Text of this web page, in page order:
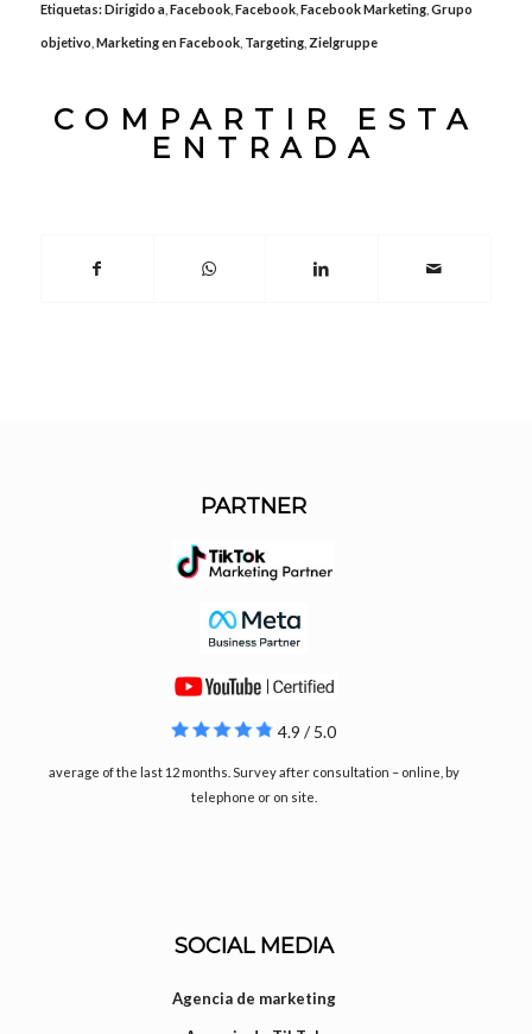
Etiquetas:Dirigido a, Facebook, Facebook, Facebook Marketing, Grupo
objetivo Marketing en Facebook, Targeting, Zielgruppe
COMPARTIR ESTA
ENTRADA
PARTNER
4.9 / 5.0
average of the last 12 months. Survey after consultation – online, by
telephone or on site.
SOCIAL MEDIA
Agencia de marketing